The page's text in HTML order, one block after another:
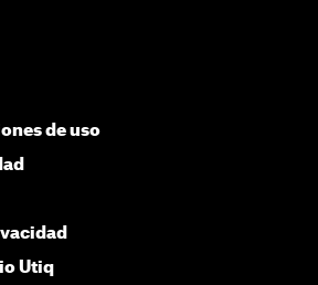
de uso
Utiq